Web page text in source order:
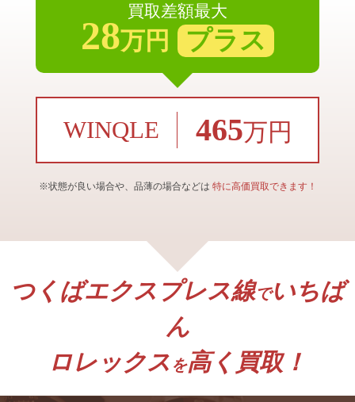
買取差額最大
28万円 プラス
WINQLE 465万円
※状態が良い場合や、品薄の場合などは 特に高価買取できます！
つくばエクスプレス線でいちば
ん
ロレックス を高く買取！